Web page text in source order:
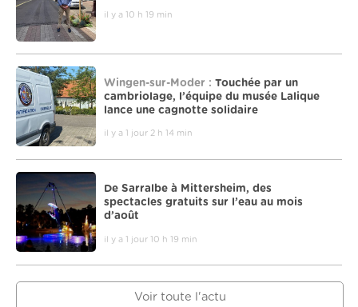
il y a 10 h 19 min
Wingen-sur-Moder : Touchée par un
cambriolage, l’équipe du musée Lalique
lance une cagnotte solidaire
il y a 1 jour 2 h 14 min
De Sarralbe à Mittersheim, des
spectacles gratuits sur l’eau au mois
d’août
il y a 1 jour 10 h 19 min
Voir toute l'actu